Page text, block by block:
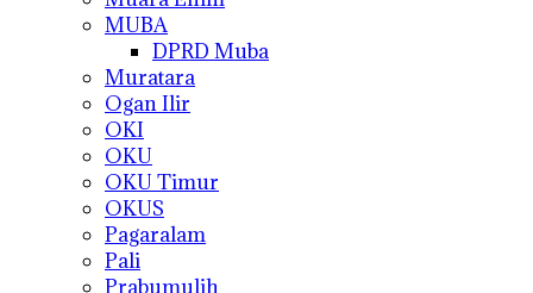
MUBA
DPRD Muba
Muratara
Ogan Ilir
OKI
OKU
OKU Timur
OKUS
Pagaralam
Pali
Prabumulih